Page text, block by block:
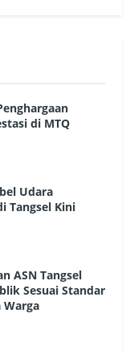
di MTQ
Udara
Tangsel Kini
ASN Tangsel
Sesuai Standar